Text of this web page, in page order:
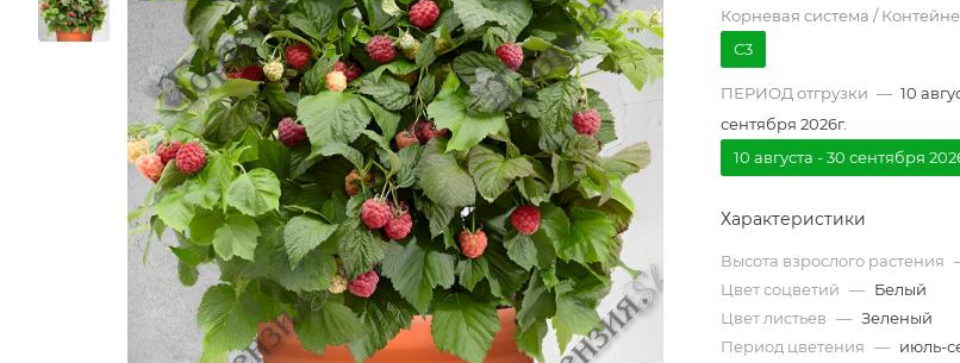
Корневая система /
С3
ПЕРИОД отгрузки — 10
сентября 2026г.
10 августа - 30 сентября
Характеристики
Высота взрослого растения
Цвет соцветий — Белый
Цвет листьев — Зеленый
Период цветения — июль-